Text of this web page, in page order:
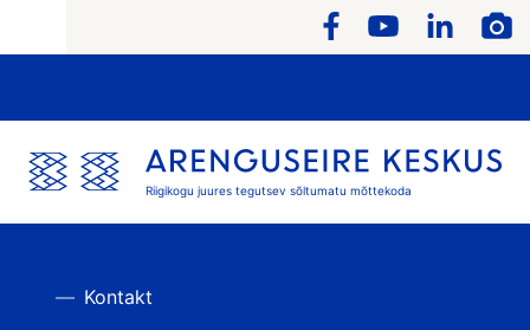
Riigikogu juures tegutsev sõltumatu mõttekoda
Kontakt